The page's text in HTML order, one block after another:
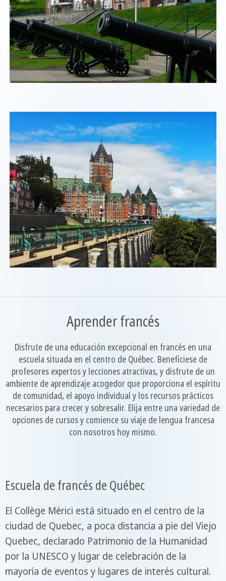
Aprender francés
Disfrute de una educación excepcional en francés en una
escuela situada en el centro de Québec. Benefíciese de
profesores expertos y lecciones atractivas, y disfrute de un
ambiente de aprendizaje acogedor que proporciona el espíritu
de comunidad, el apoyo individual y los recursos prácticos
necesarios para crecer y sobresalir. Elija entre una variedad de
opciones de cursos y comience su viaje de lengua francesa
con nosotros hoy mismo.
Escuela de francés de Québec
El Collège Mérici está situado en el centro de la
ciudad de Quebec, a poca distancia a pie del Viejo
Quebec, declarado Patrimonio de la Humanidad
por la UNESCO y lugar de celebración de la
mayoría de eventos y lugares de interés cultural.